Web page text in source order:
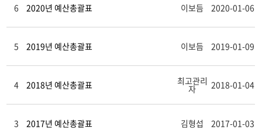
6 2020년 예산총괄표 이보듬 2020-01-06
5 2019년 예산총괄표 이보듬 2019-01-09
4 2018년 예산총괄표 최고관리
자 2018-01-04
3 2017년 예산총괄표 김형섭 2017-01-03